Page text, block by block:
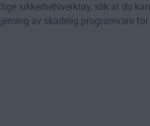
sikkerhetsverktøy, slik at du kan
av skadelig programvare for